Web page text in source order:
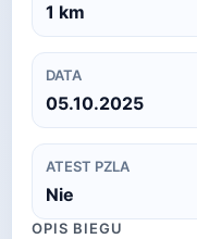
1 km
DATA
05.10.2025
ATEST PZLA
Nie
OPIS BIEGU